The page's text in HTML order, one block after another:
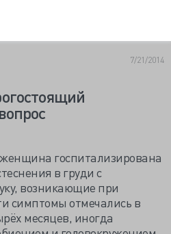
7/21/2014
госпитализирована
в груди с
возникающие при
симптомы отмечались в
месяцев, иногда